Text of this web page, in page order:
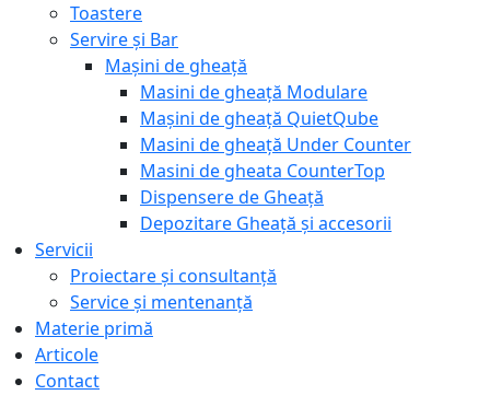
Toastere
Servire și Bar
Mașini de gheață
Masini de gheață Modulare
Mașini de gheață QuietQube
Masini de gheață Under Counter
Masini de gheata CounterTop
Dispensere de Gheață
Depozitare Gheață și accesorii
Servicii
Proiectare și consultanță
Service și mentenanță
Materie primă
Articole
Contact